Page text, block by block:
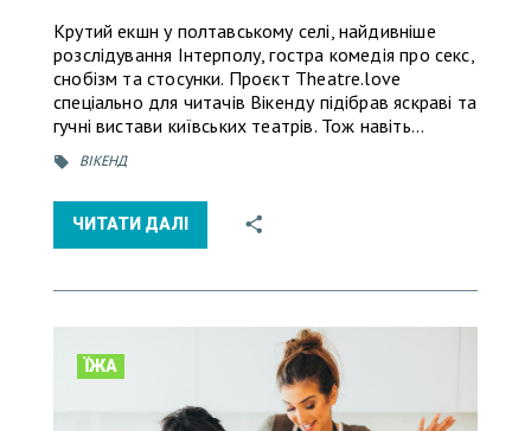
Крутий екшн у полтавському селі, найдивніше
розслідування Інтерполу, гостра комедія про секс,
снобізм та стосунки. Проєкт Theatre.love
спеціально для читачів Вікенду підібрав яскраві та
гучні вистави київських театрів. Тож навіть…
ВІКЕНД
ЧИТАТИ ДАЛІ
ЇЖА